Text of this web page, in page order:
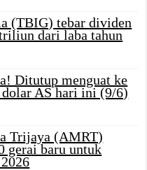
(TBIG) tebar dividen
dari laba tahun
Ditutup menguat ke
dolar AS hari ini (9/6)
Trijaya (AMRT)
gerai baru untuk